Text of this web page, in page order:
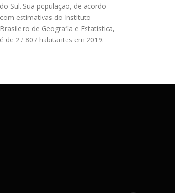
do Sul. Sua população, de acordo
com estimativas do Instituto
Brasileiro de Geografia e Estatística,
é de 27 807 habitantes em 2019.